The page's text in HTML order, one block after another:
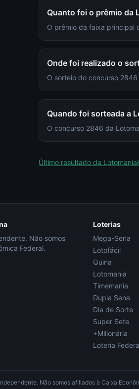
Quanto foi o prêmio da
O prêmio da faixa principal
Onde foi realizado o
O sorteio do concurso 2846
Quando foi sorteada a
O concurso 2846 da
Último resultado da Lotomania
Não somos
Federal.
Loterias
Mega-Sena
Lotofácil
Quina
Lotomania
Timemania
Dupla Sena
Dia de Sorte
Super Sete
+Milionária
Loteria
Não somos afiliados à Caixa